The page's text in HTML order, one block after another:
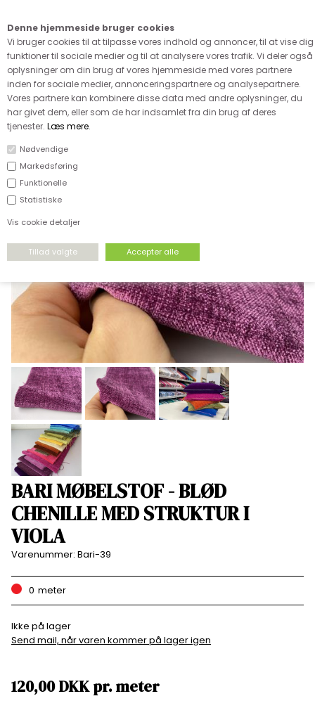
Denne hjemmeside bruger cookies
Vi bruger cookies til at tilpasse vores indhold og annoncer, til at vise dig
funktioner til sociale medier og til at analysere vores trafik. Vi deler også
oplysninger om din brug af vores hjemmeside med vores partnere
inden for sociale medier, annonceringspartnere og analysepartnere.
Vores partnere kan kombinere disse data med andre oplysninger, du
har givet dem, eller som de har indsamlet fra din brug af deres
tjenester. Læs mere.
Nødvendige
Markedsføring
Funktionelle
Statistiske
Vis cookie detaljer
FORSIDE›BOLIG›ALLE MØBELSTOFFER
BARI MØBELSTOF - BLØD
CHENILLE MED STRUKTUR I
VIOLA
Varenummer: Bari-39
0 meter
Ikke på lager
Send mail, når varen kommer på lager igen
120,00DKKpr.meter